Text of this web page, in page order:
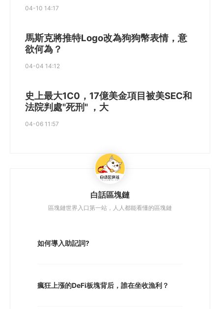
04-10 14:17
馬斯克將推特Logo改為狗狗幣表情，意
欲何為？
04-04 14:12
史上最大1C0，17億美金項目被美SEC和
法院判處"死刑" ，大
04-06 11:57
白話區塊鏈
區塊鏈世界入口第一站，人人都能看懂的區塊鏈
如何導入助記詞?
瘋狂上漲的DeFi板塊背后，誰在坐收漁利？